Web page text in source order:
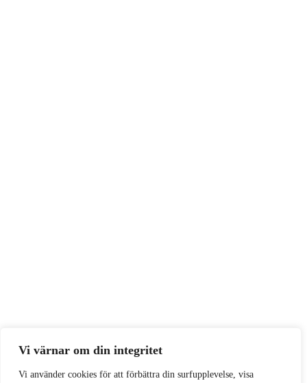
Vi värnar om din integritet
Vi använder cookies för att förbättra din surfupplevelse, visa